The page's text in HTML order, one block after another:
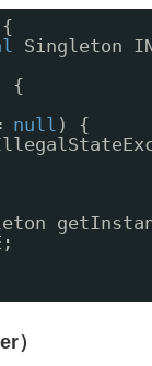
{
Singleton
{
null ) {
）